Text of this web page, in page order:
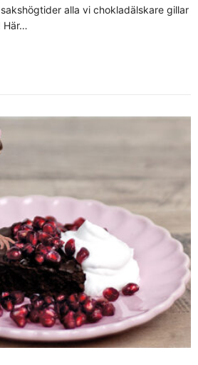
alla vi chokladälskare gillar
Här…